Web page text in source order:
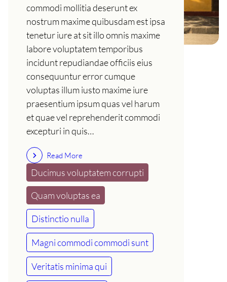
commodi mollitia deserunt ex
nostrum maxime quibusdam est ipsa
tenetur iure at sit illo omnis maxime
labore voluptatem temporibus
incidunt repudiandae officiis eius
consequuntur error cumque
voluptas illum iusto maxime iure
praesentium ipsum quas vel harum
et quae vel reprehenderit commodi
excepturi in quis…
Read More
Ducimus voluptatem corrupti
Quam voluptas ea
Distinctio nulla
Magni commodi commodi sunt
Veritatis minima qui